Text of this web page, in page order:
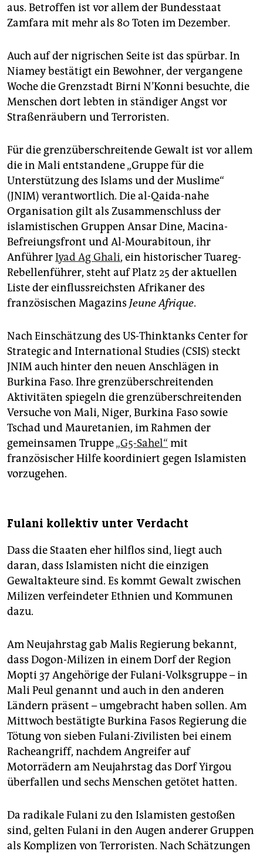
aus. Betroffen ist vor allem der Bundesstaat
Zamfara mit mehr als 80 Toten im Dezember.
Auch auf der nigrischen Seite ist das spürbar. In
Niamey bestätigt ein Bewohner, der vergangene
Woche die Grenzstadt Birni N’Konni besuchte, die
Menschen dort lebten in ständiger Angst vor
Straßenräubern und Terroristen.
Für die grenzüberschreitende Gewalt ist vor allem
die in Mali entstandene „Gruppe für die
Unterstützung des Islams und der Muslime“
(JNIM) verantwortlich. Die al-Qaida-nahe
Organisation gilt als Zusammenschluss der
islamistischen Gruppen Ansar Dine, Macina-
Befreiungsfront und Al-Mourabitoun, ihr
AnführerIyad Ag Ghali, ein historischer Tuareg-
Rebellenführer, steht auf Platz 25 der aktuellen
Liste der einflussreichsten Afrikaner des
französischen Magazins Jeune Afrique.
Nach Einschätzung des US-Thinktanks Center for
Strategic and International Studies (CSIS) steckt
JNIM auch hinter den neuen Anschlägen in
Burkina Faso. Ihre grenzüberschreitenden
Aktivitäten spiegeln die grenzüberschreitenden
Versuche von Mali, Niger, Burkina Faso sowie
Tschad und Mauretanien, im Rahmen der
gemeinsamen Truppe„G5-Sahel“ mit
französischer Hilfe koordiniert gegen Islamisten
vorzugehen.
Fulani kollektiv unter Verdacht
Dass die Staaten eher hilflos sind, liegt auch
daran, dass Islamisten nicht die einzigen
Gewaltakteure sind. Es kommt Gewalt zwischen
Milizen verfeindeter Ethnien und Kommunen
dazu.
Am Neujahrstag gab Malis Regierung bekannt,
dass Dogon-Milizen in einem Dorf der Region
Mopti 37 Angehörige der Fulani-Volksgruppe – in
Mali Peul genannt und auch in den anderen
Ländern präsent – umgebracht haben sollen. Am
Mittwoch bestätigte Burkina Fasos Regierung die
Tötung von sieben Fulani-Zivilisten bei einem
Racheangriff, nachdem Angreifer auf
Motorrädern am Neujahrstag das Dorf Yirgou
überfallen und sechs Menschen getötet hatten.
Da radikale Fulani zu den Islamisten gestoßen
sind, gelten Fulani in den Augen anderer Gruppen
als Komplizen von Terroristen. Nach Schätzungen